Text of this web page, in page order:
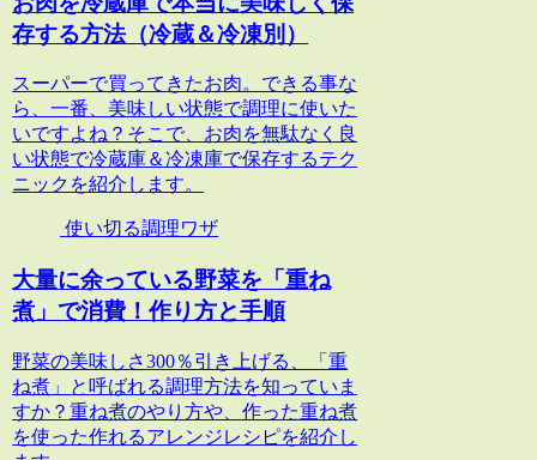
存する方法（冷蔵＆冷凍別）
スーパーで買ってきたお肉。できる事な
ら、一番、美味しい状態で調理に使いた
いですよね？そこで、お肉を無駄なく良
い状態で冷蔵庫＆冷凍庫で保存するテク
ニックを紹介します。
使い切る調理ワザ
大量に余っている野菜を「重ね
煮」で消費！作り方と手順
野菜の美味しさ300％引き上げる、「重
ね煮」と呼ばれる調理方法を知っていま
すか？重ね煮のやり方や、作った重ね煮
を使った作れるアレンジレシピを紹介し